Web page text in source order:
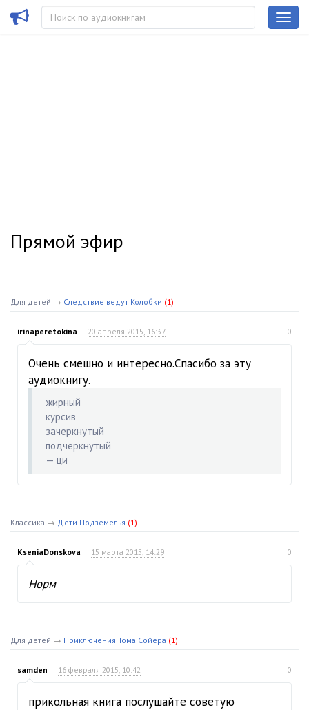
Прямой эфир
Для детей → Следствие ведут Колобки (1)
irinaperetokina 20 апреля 2015, 16:37 0
Очень смешно и интересно.Спасибо за эту
аудиокнигу.
жирный
курсив
зачеркнутый
подчеркнутый
— ци
Классика → Дети Подземелья (1)
KseniaDonskova 15 марта 2015, 14:29 0
Норм
Для детей → Приключения Тома Сойера (1)
samden 16 февраля 2015, 10:42 0
прикольная книга послушайте советую